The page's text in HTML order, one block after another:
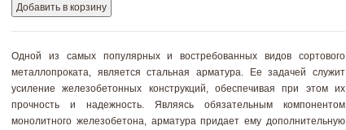
Добавить в корзину
Одной из самых популярных и востребованных видов сортового
металлопроката, является стальная арматура. Ее задачей служит
усиление железобетонных конструкций, обеспечивая при этом их
прочность и надежность. Являясь обязательным компонентом
монолитного железобетона, арматура придает ему дополнительную